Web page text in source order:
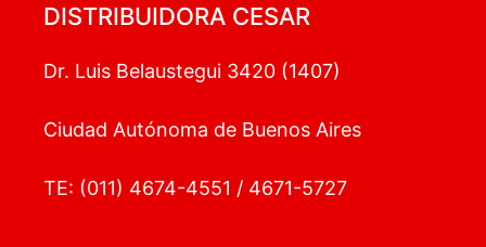
DISTRIBUIDORA CESAR
Dr. Luis Belaustegui 3420 (1407)
Ciudad Autónoma de Buenos Aires
TE: (011) 4674-4551 / 4671-5727